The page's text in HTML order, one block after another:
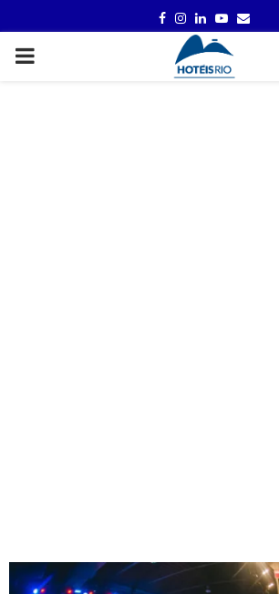
FACEBOOK
INSTAGRAM
LINKEDINYOUTUBE
EMAIL
PRIMARY